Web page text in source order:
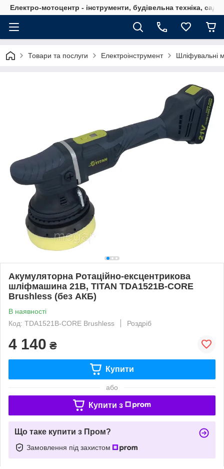
Електро-мотоцентр - інструменти, будівельна техніка,
Товари та послуги Електроінструмент Шліфувальні
Акумуляторна Ротаційно-ексцентрикова
шліфмашина 21В, TITAN TDA1521B-CORE
Brushless (без АКБ)
В наявності
Код: TDA1521B-CORE Brushless
Роздріб
4 140 ₴
Купити
або
Купити з
Що таке купити з Пром?
Замовлення під захистом